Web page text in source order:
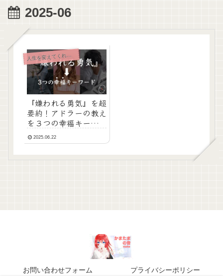
2025-06
人
生を変えてくれた本
『嫌われる勇気』を超
要約！アドラーの教え
を３つの幸福キーワー
ドに
2025.06.22
お問い合わせフォーム プライバシーポリシー